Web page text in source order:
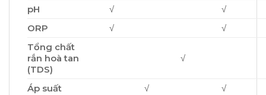
pH
√
√
ORP
√
√
Tổng chất
rắn hoà tan
(TDS)
√
Áp suất √ √